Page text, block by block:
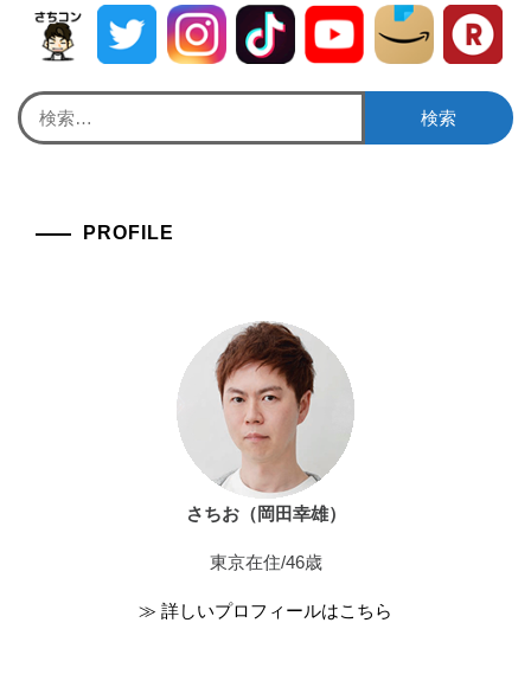
検
索:
PROFILE
さちお（岡田幸雄）
東京在住/46歳
≫ 詳しいプロフィールはこちら